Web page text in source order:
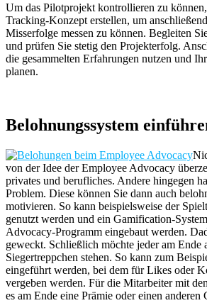
Um das Pilotprojekt kontrollieren zu
Tracking-Konzept erstellen, um
Misserfolge messen zu können. Begleiten
und prüfen Sie stetig den Projekterfolg.
die gesammelten Erfahrungen nutzen und
planen.
Belohnungssystem
von der Idee der Employee Advocacy
privates und berufliches. Andere hingegen
Problem. Diese können Sie dann auch
motivieren. So kann beispielsweise der
genutzt werden und ein Gamification-
Advocacy-Programm eingebaut werden.
geweckt. Schließlich möchte jeder am Ende
Siegertreppchen stehen. So kann zum
eingeführt werden, bei dem für Likes oder
vergeben werden. Für die Mitarbeiter mit
es am Ende eine Prämie oder einen anderen